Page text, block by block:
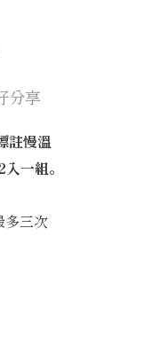
分享
註慢溫
一組。
多三次